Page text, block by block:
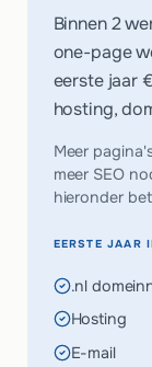
Binnen 2
one-page
eerste jaar
hosting,
Meer
meer SEO
hieronder
EERSTE JAAR
.nl
Hosting
E-mail